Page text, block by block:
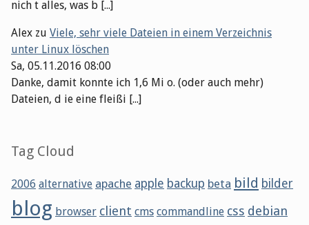
nich t alles, was b [...]
Alex zu Viele, sehr viele Dateien in einem Verzeichnis
unter Linux löschen
Sa, 05.11.2016 08:00
Danke, damit konnte ich 1,6 Mi o. (oder auch mehr)
Dateien, d ie eine fleißi [...]
Tag Cloud
2006 alternative apache apple backup beta bild bilder
blog browser client cms commandline css debian